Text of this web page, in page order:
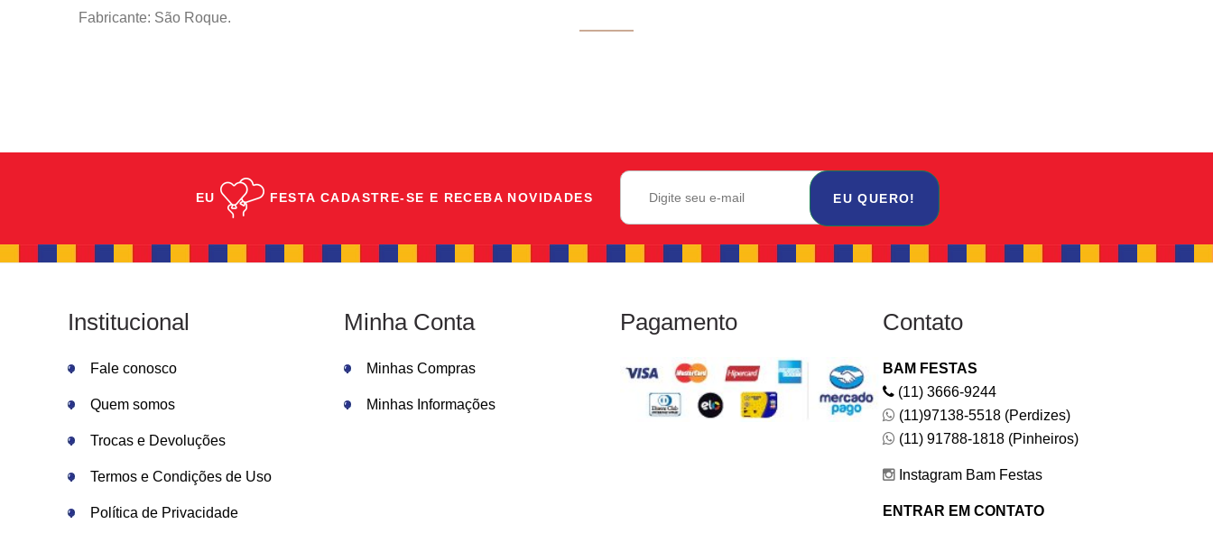
Fabricante: São Roque.
EU FESTA CADASTRE-SE E RECEBA NOVIDADES EU QUERO!
Institucional
Fale conosco
Quem somos
Trocas e Devoluções
Termos e Condições de Uso
Política de Privacidade
Minha Conta
Minhas Compras
Minhas Informações
Pagamento Contato
BAM FESTAS
(11) 3666-9244
(11)97138-5518 (Perdizes)
(11) 91788-1818 (Pinheiros)
Instagram Bam Festas
ENTRAR EM CONTATO